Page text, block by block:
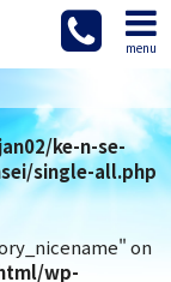
menu
ke-n-se-
single-all.php
on
wp-